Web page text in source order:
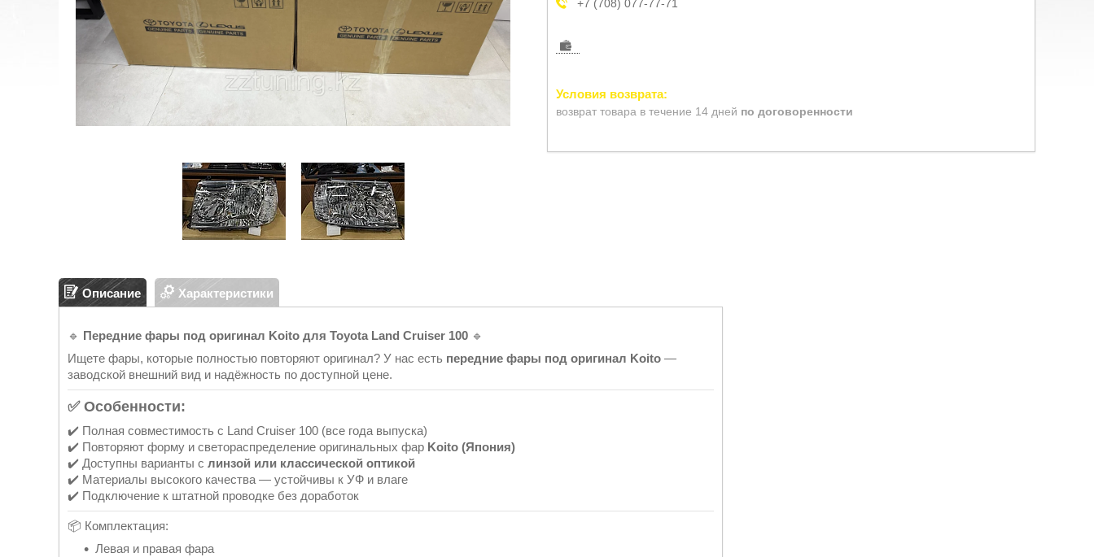
+7 (708) 077-77-71
возврат товара в течение 14 дней по договоренности
Описание Характеристики
🔹 Передние фары под оригинал Koito для Toyota Land Cruiser 100 🔹
Ищете фары, которые полностью повторяют оригинал? У нас есть передние фары под оригинал Koito —
заводской внешний вид и надёжность по доступной цене.
✅ Особенности:
✔️ Полная совместимость с Land Cruiser 100 (все года выпуска)
✔️ Повторяют форму и светораспределение оригинальных фар Koito (Япония)
✔️ Доступны варианты с линзой или классической оптикой
✔️ Материалы высокого качества — устойчивы к УФ и влаге
✔️ Подключение к штатной проводке без доработок
📦 Комплектация:
Левая и правая фара